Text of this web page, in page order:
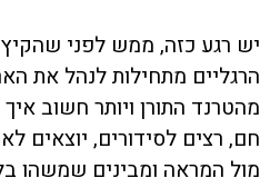
יש רגע כזה, ממש לפני
הרגליים מתחילות לנהל את
מהטרנד התורן ויותר חשוב
חם, רצים לסידורים, יוצאים
מול המראה ומבינים שמשהו